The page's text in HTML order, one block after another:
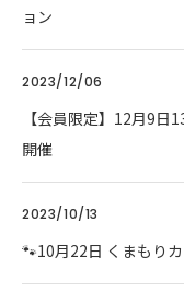
ョン
2023/12/06
【会員限定】12月9日
開催
2023/10/13
🐾10月22日 くまもり